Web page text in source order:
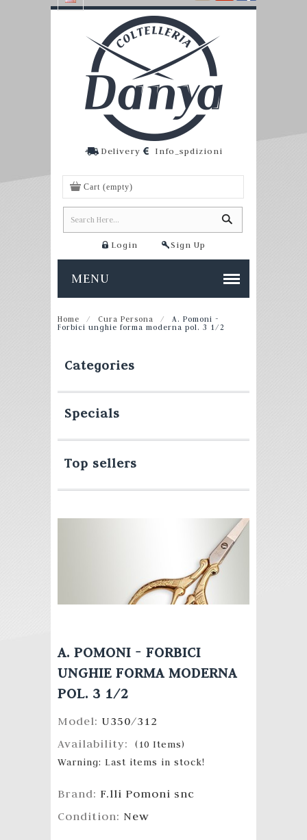
Login Sign Up
Cart (empty)
Delivery Info_spdizioni
MENU
Home / Cura Persona /
A. Pomoni -
Forbici unghie forma moderna pol. 3 1/2
Categories
Specials
Top sellers
A. POMONI - FORBICI
UNGHIE FORMA MODERNA
POL. 3 1/2
Model: U350/312
Availability:
( 10 Items)
Warning: Last items in stock!
Brand: F.lli Pomoni snc
Condition: New